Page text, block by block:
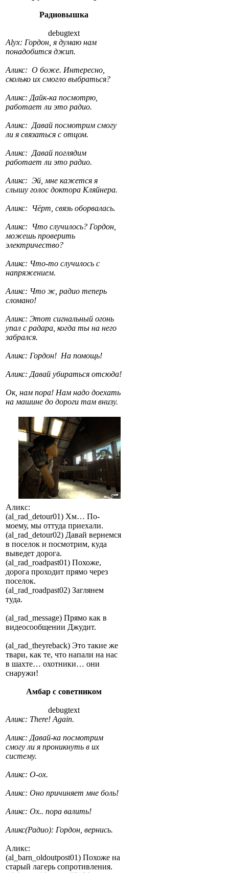
Радиовышка
debugtext
Alyx: Гордон, я думаю нам
понадобится джип.
Аликс: О боже. Интересно,
сколько их смогло выбраться?
Аликс: Дайк-ка посмотрю,
работает ли это радио.
Аликс: Давай посмотрим смогу
ли я связаться с отцом.
Аликс: Давай поглядим
работает ли это радио.
Аликс: Эй, мне кажется я
слышу голос доктора Кляйнера.
Аликс: Чёрт, связь оборвалась.
Аликс: Что случилось? Гордон,
можешь проверить
электричество?
Аликс: Что-то случилось с
напряжением.
Аликс: Что ж, радио теперь
сломано!
Аликс: Этот сигнальный огонь
упал с радара, когда ты на него
забрался.
Аликс: Гордон! На помощь!
Аликс: Давай убираться отсюда!
Ок, нам пора! Нам надо доехать
на машине до дороги там внизу.
Аликс:
(al_rad_detour01) Хм… По-
моему, мы оттуда приехали.
(al_rad_detour02) Давай вернемся
в поселок и посмотрим, куда
выведет дорога.
(al_rad_roadpast01) Похоже,
дорога проходит прямо через
поселок.
(al_rad_roadpast02) Заглянем
туда.
(al_rad_message) Прямо как в
видеосообщении Джудит.
(al_rad_theyreback) Это такие же
твари, как те, что напали на нас
в шахте… охотники… они
снаружи!
Амбар с советником
debugtext
Аликс: There! Again.
Аликс: Давай-ка посмотрим
смогу ли я проникнуть в их
систему.
Аликс: О-ох.
Аликс: Оно причиняет мне боль!
Аликс: Ох.. пора валить!
Аликс(Радио): Гордон, вернись.
Аликс:
(al_barn_oldoutpost01) Похоже на
старый лагерь сопротивления.